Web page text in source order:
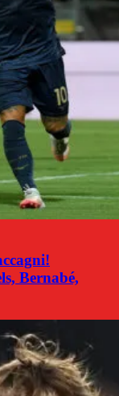
Bernabé,